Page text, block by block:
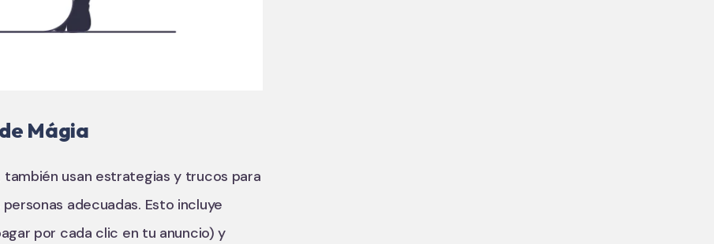
Mágia
también usan estrategias y trucos para
adecuadas. Esto incluye
por cada clic en tu anuncio) y